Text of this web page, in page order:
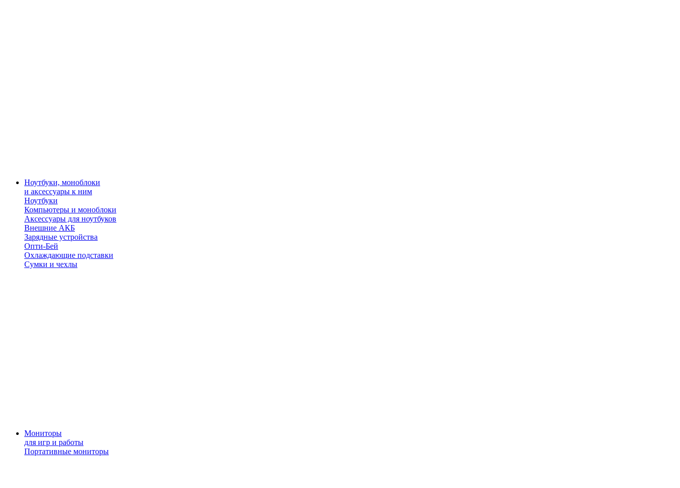
Ноутбуки, моноблоки
и аксессуары к ним
Ноутбуки
Компьютеры и моноблоки
Аксессуары для ноутбуков
Внешние АКБ
Зарядные устройства
Опти-Бей
Охлаждающие подставки
Сумки и чехлы
Мониторы
для игр и работы
Портативные мониторы